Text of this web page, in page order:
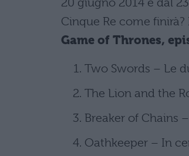
Cinque Re come
Game of Thrones,
Two Swords – Le
The Lion and the
Breaker of Chains
Oathkeeper – In